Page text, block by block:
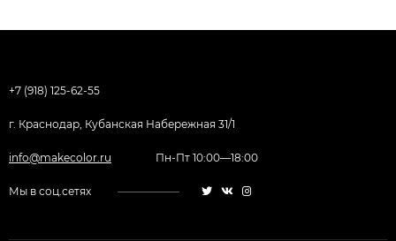
+7 (918) 125-62-55
г. Краснодар, Кубанская Набережная 31/1
info@makecolor.ru Пн-Пт 10:00—18:00
Мы в соц.сетях